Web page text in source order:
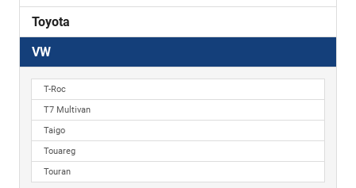
Toyota
VW
T-Roc
T7 Multivan
Taigo
Touareg
Touran